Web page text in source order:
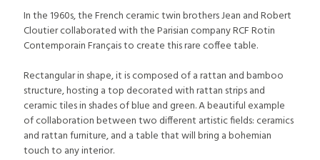
In the 1960s, the French ceramic twin brothers Jean and Robert
Cloutier collaborated with the Parisian company RCF Rotin
Contemporain Français to create this rare coffee table.
Rectangular in shape, it is composed of a rattan and bamboo
structure, hosting a top decorated with rattan strips and
ceramic tiles in shades of blue and green. A beautiful example
of collaboration between two different artistic fields: ceramics
and rattan furniture, and a table that will bring a bohemian
touch to any interior.